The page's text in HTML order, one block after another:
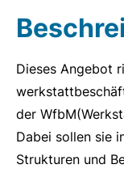
Dieses Angebot
der
Dabei sollen sie
Strukturen und